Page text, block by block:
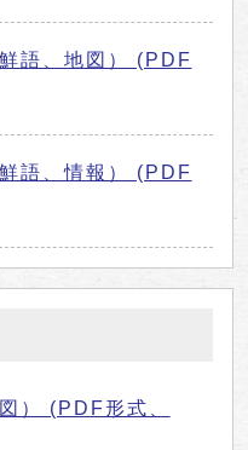
語、地図） (PDF
語、情報） (PDF
） (PDF形式、